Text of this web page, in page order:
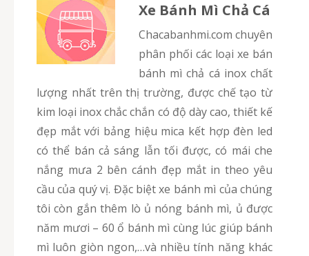
Xe Bánh Mì Chả Cá
chacabanhmi.com chuyên
phân phối các loại xe bán
bánh mì chả cá inox chất
lượng nhất trên thị trường, được chế tạo từ
kim loại inox chắc chắn có độ dày cao, thiết kế
đẹp mắt với bảng hiệu mica kết hợp đèn led
có thể bán cả sáng lẫn tối được, có mái che
nắng mưa 2 bên cánh đẹp mắt in theo yêu
cầu của quý vị. Đặc biệt xe bánh mì của chúng
tôi còn gắn thêm lò ủ nóng bánh mì, ủ được
năm mươi – 60 ổ bánh mì cùng lúc giúp bánh
mì luôn giòn ngon,…và nhiều tính năng khác